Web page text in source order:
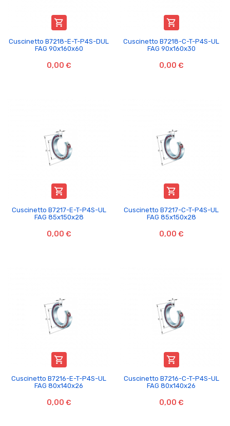

Cuscinetto B7218-E-T-P4S-DUL
FAG 90x160x60
0,00 €

Cuscinetto B7218-C-T-P4S-UL
FAG 90x160x30
0,00 €

Cuscinetto B7217-E-T-P4S-UL
FAG 85x150x28
0,00 €

Cuscinetto B7217-C-T-P4S-UL
FAG 85x150x28
0,00 €

Cuscinetto B7216-E-T-P4S-UL
FAG 80x140x26
0,00 €

Cuscinetto B7216-C-T-P4S-UL
FAG 80x140x26
0,00 €